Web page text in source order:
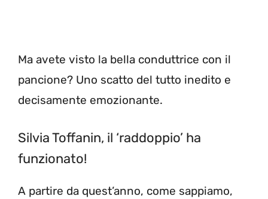
Ma avete visto la bella conduttrice con il
pancione? Uno scatto del tutto inedito e
decisamente emozionante.
Silvia Toffanin, il ‘raddoppio’ ha
funzionato!
A partire da quest’anno, come sappiamo,